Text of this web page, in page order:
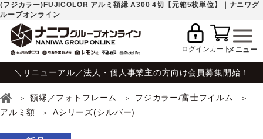
(フジカラー)FUJICOLOR アルミ額縁 A300 4切【元箱5枚単位】｜ナニワグ
ループオンライン
ログインカート
＼リニューアル／法人・個人事業主の方向け会員募集開始！
額縁／フォトフレーム
フジカラー/富士フイルム
アルミ額
Aシリーズ(シルバー)